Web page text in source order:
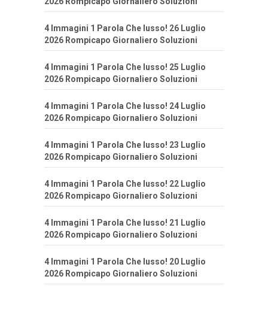
4 Immagini 1 Parola Che lusso! 26 Luglio
2026 Rompicapo Giornaliero Soluzioni
4 Immagini 1 Parola Che lusso! 25 Luglio
2026 Rompicapo Giornaliero Soluzioni
4 Immagini 1 Parola Che lusso! 24 Luglio
2026 Rompicapo Giornaliero Soluzioni
4 Immagini 1 Parola Che lusso! 23 Luglio
2026 Rompicapo Giornaliero Soluzioni
4 Immagini 1 Parola Che lusso! 22 Luglio
2026 Rompicapo Giornaliero Soluzioni
4 Immagini 1 Parola Che lusso! 21 Luglio
2026 Rompicapo Giornaliero Soluzioni
4 Immagini 1 Parola Che lusso! 20 Luglio
2026 Rompicapo Giornaliero Soluzioni